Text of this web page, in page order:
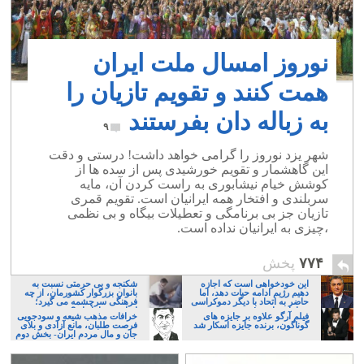
نوروز امسال ملت ایران
همت کنند و تقویم تازیان را
به زباله دان بفرستند
۹
شهر یزد نوروز را گرامی خواهد داشت! درستی و دقت
این گاهشمار و تقویم خورشیدی پس از سده ها از
کوشش خیام نیشابوری به راست کردن آن، مایه
سربلندی و افتخار همه ایرانیان است. تقویم قمری
تازیان جز بی برنامگی و تعطیلات بیگاه و بی نظمی
،چیزی به ایرانیان نداده است.
۷۷۴ پخش
این خودخواهی است که اجازه
دهیم رژیم ادامه حیات دهد، اما
حاضر به اتحاد با دیگر دموکراسی
خواهان نباشیم!
شکنجه و بی حرمتی نسبت به
بانوان بزرگوار کشورمان، از چه
فرهنگی سرچشمه می گیرد؛
ایرانی، و یا تازیان؟
فیلم آرگو علاوه بر جایزه های
گوناگون، برنده جایزه اسکار شد
خرافات مذهب شیعه و سودجویی
فرصت طلبان، مانع آزادی و بلای
جان و مال مردم ایران- بخش دوم